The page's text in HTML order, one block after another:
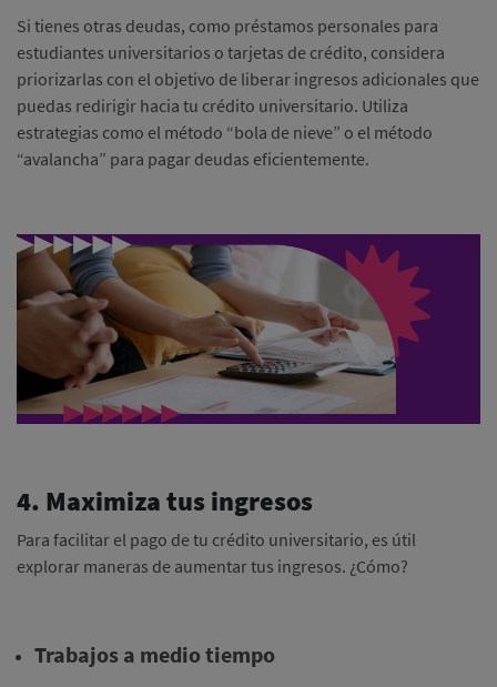
Si tienes otras deudas, como préstamos personales para
estudiantes universitarios o tarjetas de crédito, considera
priorizarlas con el objetivo de liberar ingresos adicionales que
puedas redirigir hacia tu crédito universitario. Utiliza
estrategias como el método “bola de nieve” o el método
“avalancha” para pagar deudas eficientemente.
4. Maximiza tus ingresos
Para facilitar el pago de tu crédito universitario, es útil
explorar maneras de aumentar tus ingresos. ¿Cómo?
Trabajos a medio tiempo